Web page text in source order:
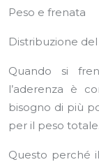
Peso e frenata
Distribuzione
Quando si
l’aderenza è
bisogno di più
per il peso totale.
Questo perché